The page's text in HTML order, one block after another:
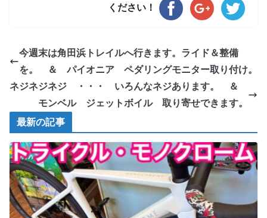
ください！
今週末は角田浜トレイルへ行きます。ライド＆整備
を。 ＆ パイオニア ペダリングモニター取り付け。
ネジネジネジ ・・・ いろんなネジあります。 ＆
モンベル ジェットボイル 取り寄せできます。
最新の記事